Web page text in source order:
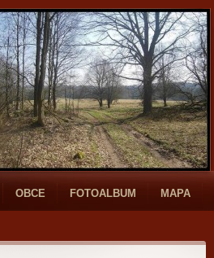
OBCE FOTOALBUM MAPA